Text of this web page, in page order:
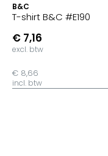
B&C
T-shirt B&C #E190
€ 7,16
excl. btw
€ 8,66
incl. btw